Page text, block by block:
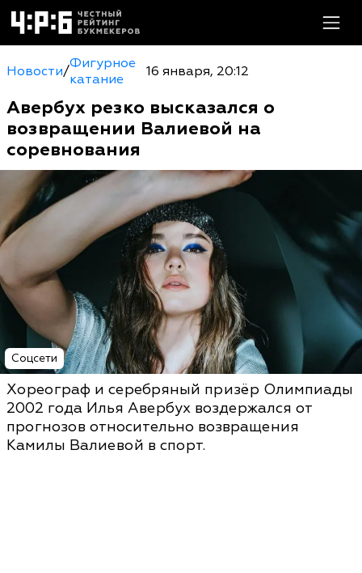
Новости/Фигурное
катание
16 января, 20:12
Авербух резко высказался о
возвращении Валиевой на
соревнования
Соцсети
Хореограф и серебряный призёр Олимпиады
2002 года Илья Авербух воздержался от
прогнозов относительно возвращения
Камилы Валиевой в спорт.